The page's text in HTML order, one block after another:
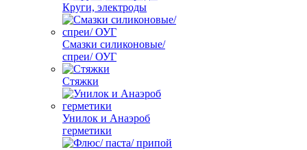
Круги, электроды
Смазки силиконовые/
спреи/ ОУГ
Стяжки
Унилок и Анаэроб
герметики